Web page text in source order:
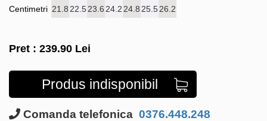
Centimetri 21.8 22.523.6 24.2 24.8 25.526.2
Pret : 239.90 Lei
Produs indisponibil
Comanda telefonica 0376.448.248